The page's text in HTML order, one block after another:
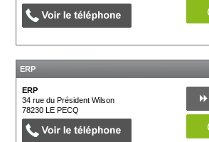
ERP
ERP
34 rue du Président Wilson
78230LE PECQ